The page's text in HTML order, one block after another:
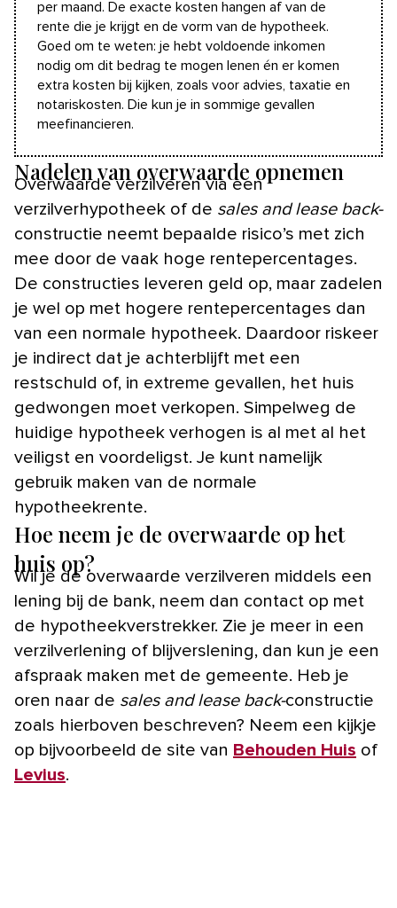
per maand. De exacte kosten hangen af van de
rente die je krijgt en de vorm van de hypotheek.
Goed om te weten: je hebt voldoende inkomen
nodig om dit bedrag te mogen lenen én er komen
extra kosten bij kijken, zoals voor advies, taxatie en
notariskosten. Die kun je in sommige gevallen
meefinancieren.
Nadelen van overwaarde opnemen
Overwaarde verzilveren via een
verzilverhypotheek of de sales and lease back-
constructie neemt bepaalde risico’s met zich
mee door de vaak hoge rentepercentages.
De constructies leveren geld op, maar zadelen
je wel op met hogere rentepercentages dan
van een normale hypotheek. Daardoor riskeer
je indirect dat je achterblijft met een
restschuld of, in extreme gevallen, het huis
gedwongen moet verkopen. Simpelweg de
huidige hypotheek verhogen is al met al het
veiligst en voordeligst. Je kunt namelijk
gebruik maken van de normale
hypotheekrente.
Hoe neem je de overwaarde op het
huis op?
Wil je de overwaarde verzilveren middels een
lening bij de bank, neem dan contact op met
de hypotheekverstrekker. Zie je meer in een
verzilverlening of blijverslening, dan kun je een
afspraak maken met de gemeente. Heb je
oren naar de sales and lease back-constructie
zoals hierboven beschreven? Neem een kijkje
op bijvoorbeeld de site van Behouden Huis of
Levius.